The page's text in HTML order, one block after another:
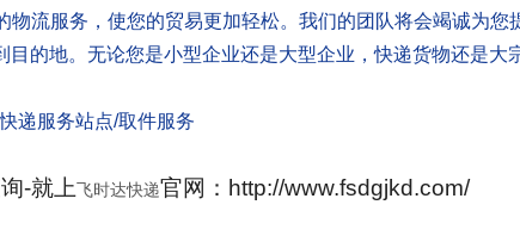
物流服务，使您的贸易更加轻松。我们的团队将会竭诚为您
的地。无论您是小型企业还是大型企业，快递货物还是大
递服务站点/取件服务
-就上飞时达快递官网：http://www.fsdgjkd.com/